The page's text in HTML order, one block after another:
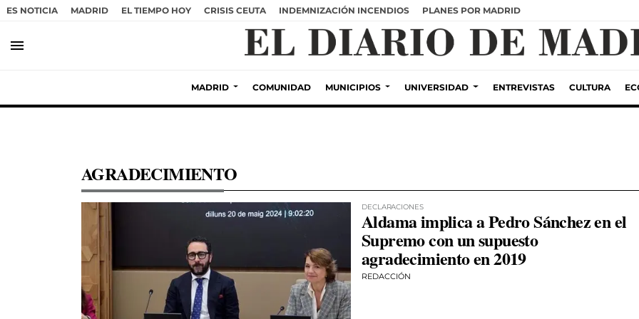
ES NOTICIA MADRID EL TIEMPO HOY CRISIS CEUTA INDEMNIZACIÓN INCENDIOS PLANES POR MADRID
menu
MADRID COMUNIDAD MUNICIPIOS UNIVERSIDAD ENTREVISTAS CULTURA
AGRADECIMIENTO
DECLARACIONES
Aldama implica a Pedro Sánchez en el
Supremo con un supuesto
agradecimiento en 2019
REDACCIÓN